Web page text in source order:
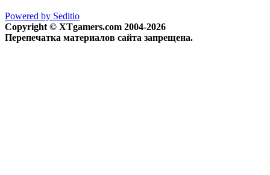
Powered by Seditio
Copyright © XTgamers.com 2004-2026
Перепечатка материалов сайта запрещена.